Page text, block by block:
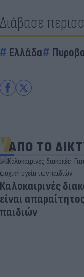
Διάβασε
Ελλάδα
ΑΠΟ ΤΟ
Καλοκαιρινές
είναι
παιδιών